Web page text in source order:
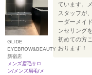
GLIDE
EYEBROW&BEAUTY
新宿店
メンズ眉毛サロ
ン/メンズ眉毛/メ
ています。
スタッフが
ーダーメイ
ンセリング
初めての方
おります！